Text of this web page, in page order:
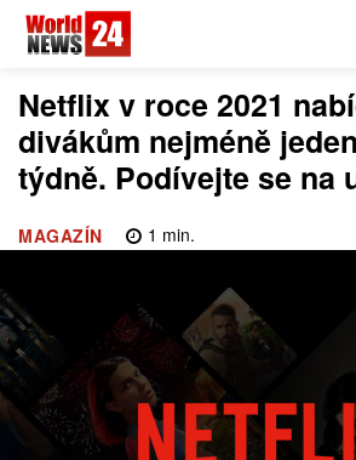
Netflix v roce 2021
divákům nejméně
týdně. Podívejte se na
MAGAZÍN 1 min.